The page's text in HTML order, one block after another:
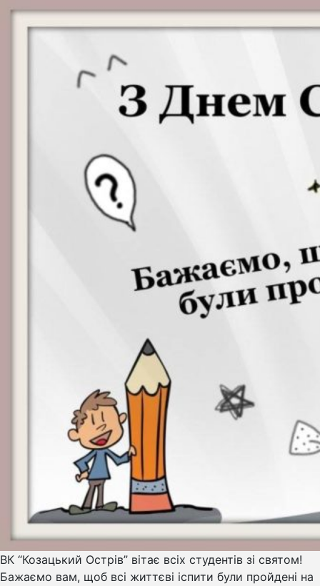
ВК “Козацький Острів” вітає всіх студентів зі святом!
Бажаємо вам, щоб всі життєві іспити були пройдені на